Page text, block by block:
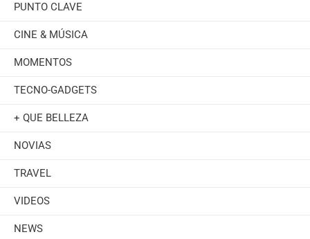
PUNTO CLAVE
CINE & MÚSICA
MOMENTOS
TECNO-GADGETS
+ QUE BELLEZA
NOVIAS
TRAVEL
VIDEOS
NEWS